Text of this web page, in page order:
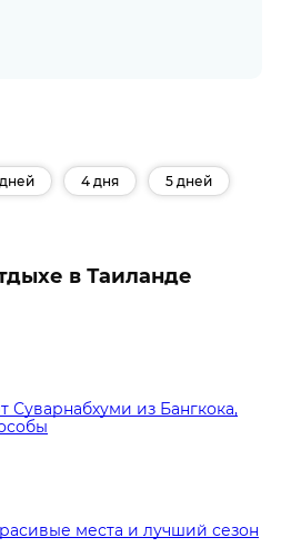
4 дня 5 дней
в Таиланде
Суварнабхуми из Бангкока,
места и лучший сезон